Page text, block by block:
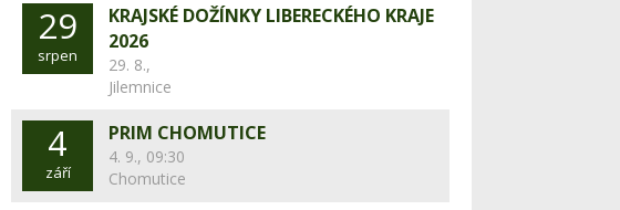
29
srpen
KRAJSKÉ DOŽÍNKY LIBERECKÉHO KRAJE
2026
29. 8.,
Jilemnice
4
září
PRIM CHOMUTICE
4. 9., 09:30
Chomutice